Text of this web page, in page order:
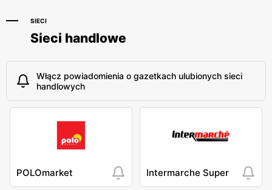
SIECI
Sieci handlowe
Włącz powiadomienia o gazetkach ulubionych sieci
handlowych
POLOmarket Intermarche Super